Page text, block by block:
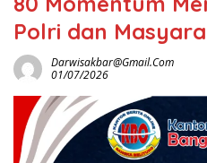
Polri dan
Darwisakbar@gmail.com
01/07/2026